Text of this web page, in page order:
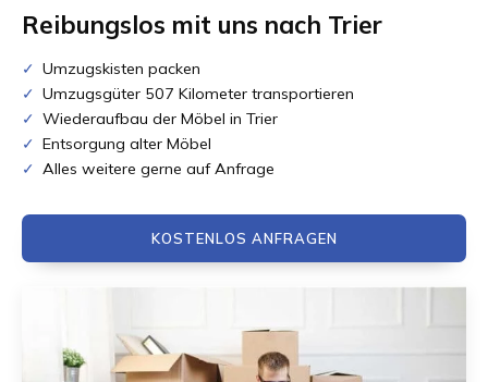
Reibungslos mit uns nach Trier
Umzugskisten packen
Umzugsgüter 507 Kilometer transportieren
Wiederaufbau der Möbel in Trier
Entsorgung alter Möbel
Alles weitere gerne auf Anfrage
KOSTENLOS ANFRAGEN